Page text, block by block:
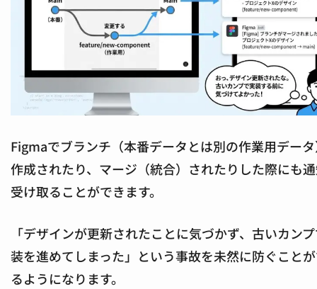
Figmaでブランチ（本番データとは別の作業用デー
作成されたり、マージ（統合）されたりした際にも
受け取ることができます。
「デザインが更新されたことに気づかず、古いカン
装を進めてしまった」という事故を未然に防ぐこと
るようになります。